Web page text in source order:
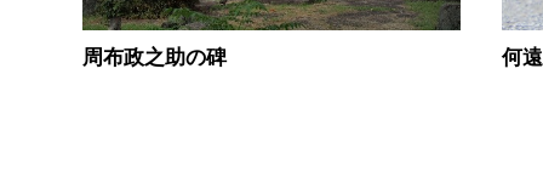
周布政之助の碑 何